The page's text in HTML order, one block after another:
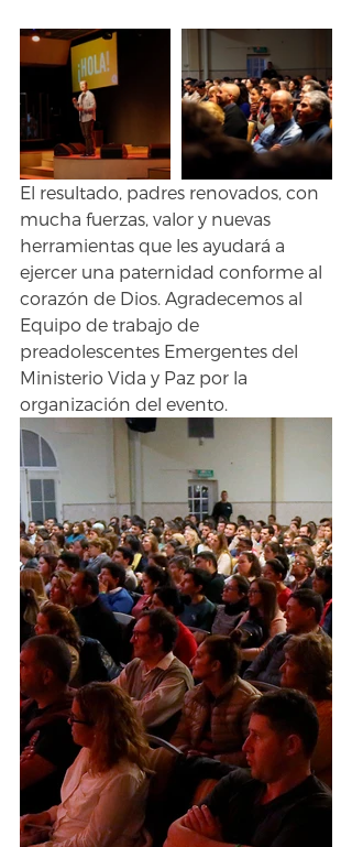
El resultado, padres renovados, con
mucha fuerzas, valor y nuevas
herramientas que les ayudará a
ejercer una paternidad conforme al
corazón de Dios. Agradecemos al
Equipo de trabajo de
preadolescentes Emergentes del
Ministerio Vida y Paz por la
organización del evento.